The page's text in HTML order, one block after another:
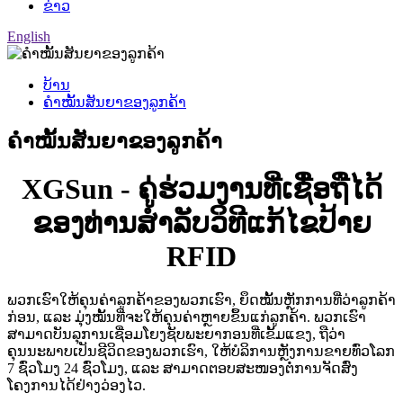
ຂ່າວ
English
ບ້ານ
ຄຳໝັ້ນສັນຍາຂອງລູກຄ້າ
ຄຳໝັ້ນສັນຍາຂອງລູກຄ້າ
XGSun - ຄູ່ຮ່ວມງານທີ່ເຊື່ອຖືໄດ້
ຂອງທ່ານສຳລັບວິທີແກ້ໄຂປ້າຍ
RFID
ພວກເຮົາໃຫ້ຄຸນຄ່າລູກຄ້າຂອງພວກເຮົາ, ຍຶດໝັ້ນຫຼັກການທີ່ວ່າລູກຄ້າ
ກ່ອນ, ແລະ ມຸ່ງໝັ້ນທີ່ຈະໃຫ້ຄຸນຄ່າຫຼາຍຂຶ້ນແກ່ລູກຄ້າ. ພວກເຮົາ
ສາມາດບັນລຸການເຊື່ອມໂຍງຊັບພະຍາກອນທີ່ເຂັ້ມແຂງ, ຖືວ່າ
ຄຸນນະພາບເປັນຊີວິດຂອງພວກເຮົາ, ໃຫ້ບໍລິການຫຼັງການຂາຍທົ່ວໂລກ
7 ຊົ່ວໂມງ 24 ຊົ່ວໂມງ, ແລະ ສາມາດຕອບສະໜອງຕໍ່ການຈັດສົ່ງ
ໂຄງການໄດ້ຢ່າງວ່ອງໄວ.